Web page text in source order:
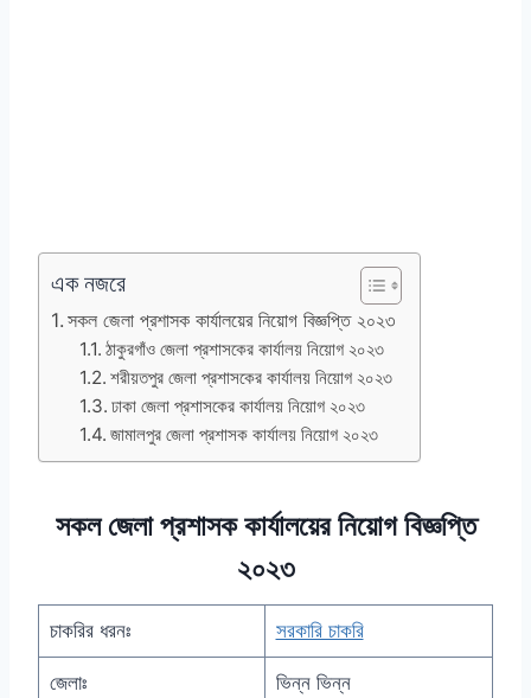
এক নজরে
সকল জেলা প্রশাসক কার্যালয়ের নিয়োগ বিজ্ঞপ্তি ২০২৩
ঠাকুরগাঁও জেলা প্রশাসকের কার্যালয় নিয়োগ ২০২৩
শরীয়তপুর জেলা প্রশাসকের কার্যালয় নিয়োগ ২০২৩
ঢাকা জেলা প্রশাসকের কার্যালয় নিয়োগ ২০২৩
জামালপুর জেলা প্রশাসক কার্যালয় নিয়োগ ২০২৩
সকল জেলা প্রশাসক কার্যালয়ের নিয়োগ বিজ্ঞপ্তি
২০২৩
চাকরির ধরনঃ সরকারি চাকরি
জেলাঃ ভিন্ন ভিন্ন